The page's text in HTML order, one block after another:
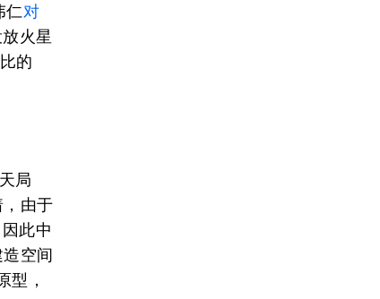
仁对
火星
的
局
由于
此中
空间
型，